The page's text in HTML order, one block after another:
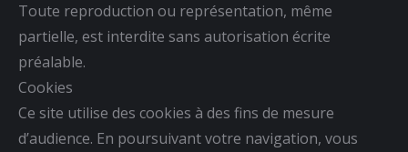
Toute reproduction ou représentation, même
partielle, est interdite sans autorisation écrite
préalable.
Cookies
Ce site utilise des cookies à des fins de mesure
d’audience. En poursuivant votre navigation, vous